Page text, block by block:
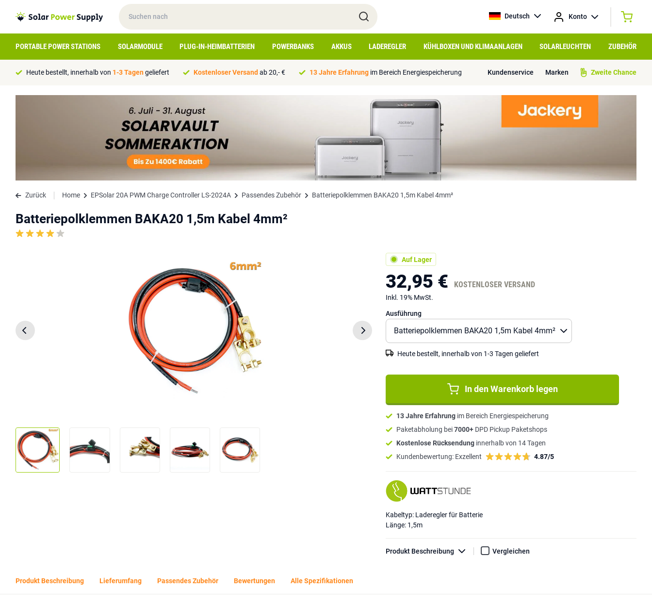
Deutsch Konto
PORTABLE POWER STATIONS SOLARMODULE PLUG-IN-HEIMBATTERIEN POWERBANKS AKKUS LADEREGLER KÜHLBOXEN UND KLIMAANLAGEN SOLARLEUCHTEN ZUBEHÖR
Heute bestellt, innerhalb von 1-3 Tagengeliefert Kostenloser Versand ab 20,- € 13 Jahre Erfahrung im Bereich Energiespeicherung Kundenservice Marken Zweite Chance
Zurück Home EPSolar 20A PWM Charge Controller LS-2024A Passendes Zubehör Batteriepolklemmen BAKA20 1,5m Kabel 4mm²
Batteriepolklemmen BAKA20 1,5m Kabel 4mm²
Auf Lager
32,95 € KOSTENLOSER VERSAND
Inkl. 19% MwSt.
Ausführung
Heute bestellt, innerhalb von 1-3 Tagen geliefert
In den Warenkorb legen
13 Jahre Erfahrung im Bereich Energiespeicherung
Paketabholung bei7000+ DPD Pickup Paketshops
Kostenlose Rücksendung innerhalb von 14 Tagen
Kundenbewertung: Exzellent 4.87/5
Kabeltyp: Laderegler für Batterie
Länge: 1,5m
Produkt Beschreibung Vergleichen
Produkt Beschreibung Lieferumfang Passendes Zubehör Bewertungen Alle Spezifikationen